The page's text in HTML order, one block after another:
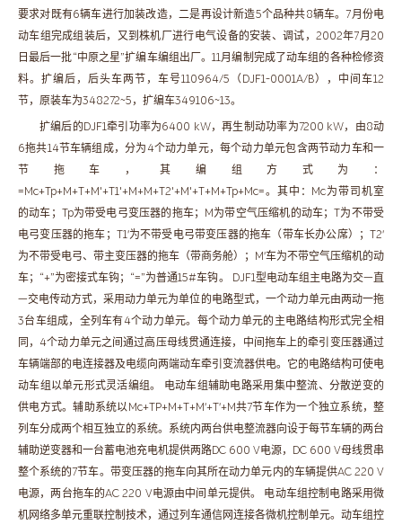
要求对既有6辆车进行加装改造，二是再设计新造5个品种共8辆车。7月份电
动车组完成组装后，又到株机厂进行电气设备的安装、调试，2002年7月20
日最后一批“中原之星”扩编车编组出厂。11月编制完成了动车组的各种检修资
料。扩编后，后头车两节，车号110964/5（DJF1-0001A/B），中间车12
节，原装车为348272~5，扩编车349106~13。
扩编后的DJF1牵引功率为6400 kW，再生制动功率为7200 kW，由8动
6拖共14节车辆组成，分为4个动力单元，每个动力单元包含两节动力车和一
节拖车，其编组方式为：
=Mc+Tp+M+T+M'+T1'+M+M+T2'+M'+T+M+Tp+Mc=。其中：Mc为带司机室
的动车；Tp为带受电弓变压器的拖车；M为带空气压缩机的动车；T为不带受
电弓变压器的拖车；T1′为不带受电弓带变压器的拖车（带车长办公席）；T2′
为不带受电弓、带主变压器的拖车（带商务舱）；M′车为不带空气压缩机的动
车；“+”为密接式车钩；“=”为普通15#车钩。 DJF1型电动车组主电路为交—直
—交电传动方式，采用动力单元为单位的电路型式，一个动力单元由两动一拖
3台车组成，全列车有4个动力单元。每个动力单元的主电路结构形式完全相
同，4个动力单元之间通过高压母线贯通连接，中间拖车上的牵引变压器通过
车辆端部的电连接器及电缆向两端动车牵引变流器供电。它的电路结构可使电
动车组以单元形式灵活编组。 电动车组辅助电路采用集中整流、分散逆变的
供电方式。辅助系统以Mc+TP+M+T+M′+T′+M共7节车作为一个独立系统，整
列车分成两个相互独立的系统。系统内两台供电整流器向设于每节车辆的两台
辅助逆变器和一台蓄电池充电机提供两路DC 600 V电源，DC 600 V母线贯串
整个系统的7节车。带变压器的拖车向其所在动力单元内的车辆提供AC 220 V
电源，两台拖车的AC 220 V电源由中间单元提供。 电动车组控制电路采用微
机网络多单元重联控制技术，通过列车通信网连接各微机控制单元。动车组控